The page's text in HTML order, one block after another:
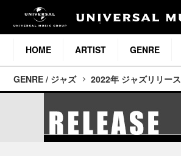
HOME ARTIST GENRE
GENRE / ジャズ 2022年 ジャズリリース